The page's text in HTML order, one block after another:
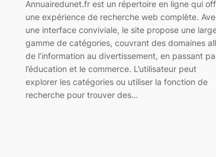
Annuairedunet.fr est un répertoire en ligne qui
une expérience de recherche web complète.
une interface conviviale, le site propose une
gamme de catégories, couvrant des domaines
de l’information au divertissement, en passant
l’éducation et le commerce. L’utilisateur peut
explorer les catégories ou utiliser la fonction de
recherche pour trouver des…